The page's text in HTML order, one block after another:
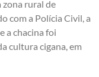
rural de
com a Polícia Civil, a
a chacina foi
cultura cigana, em